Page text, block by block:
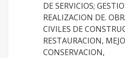
DE SERVICIOS;
REALIZACION DE.
CIVILES DE
RESTAURACION,
CONSERVACION,